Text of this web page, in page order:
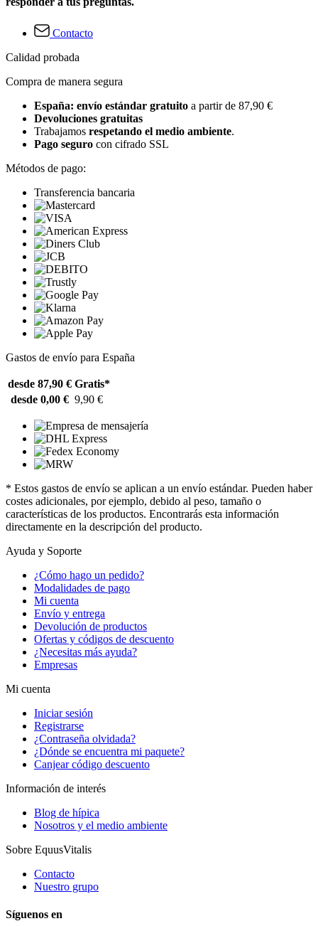
Contacto
Calidad probada
Compra de manera segura
España: envío estándar gratuito a partir de 87,90 €
Devoluciones gratuitas
Trabajamos respetando el medio ambiente.
Pago seguro con cifrado SSL
Métodos de pago:
Transferencia bancaria
Gastos de envío para España
desde 87,90 € Gratis*
desde 0,00 € 9,90 €
* Estos gastos de envío se aplican a un envío estándar. Pueden haber
costes adicionales, por ejemplo, debido al peso, tamaño o
características de los productos. Encontrarás esta información
directamente en la descripción del producto.
Ayuda y Soporte
¿Cómo hago un pedido?
Modalidades de pago
Mi cuenta
Envío y entrega
Devolución de productos
Ofertas y códigos de descuento
¿Necesitas más ayuda?
Empresas
Mi cuenta
Iniciar sesión
Registrarse
¿Contraseña olvidada?
¿Dónde se encuentra mi paquete?
Canjear código descuento
Información de interés
Blog de hípica
Nosotros y el medio ambiente
Sobre EquusVitalis
Contacto
Nuestro grupo
Síguenos en